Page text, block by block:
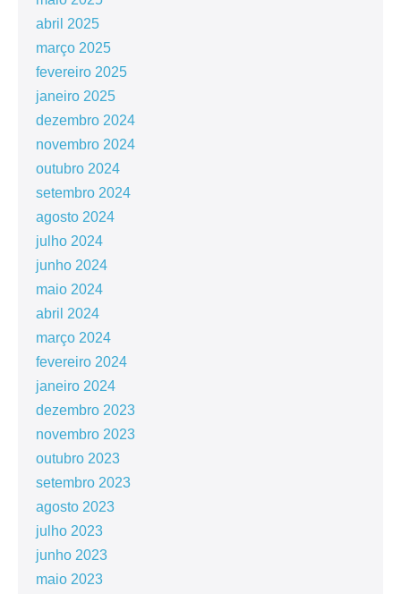
abril 2025
março 2025
fevereiro 2025
janeiro 2025
dezembro 2024
novembro 2024
outubro 2024
setembro 2024
agosto 2024
julho 2024
junho 2024
maio 2024
abril 2024
março 2024
fevereiro 2024
janeiro 2024
dezembro 2023
novembro 2023
outubro 2023
setembro 2023
agosto 2023
julho 2023
junho 2023
maio 2023